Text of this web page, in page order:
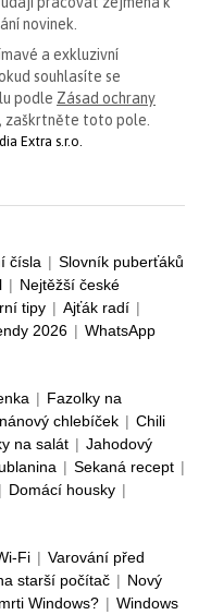
novinek.
a exkluzivní
souhlasíte se
podle Zásad ochrany
, zaškrtněte toto pole.
Extra s.r.o.
čísla | Slovník puberťáků
| Nejtěžší české
tipy | Ajťák radí |
2026 | WhatsApp
| Fazolky na
chlebíček | Chili
na salát | Jahodový
| Sekaná recept |
| Domácí housky |
Fi | Varování před
starší počítač | Nový
Windows? | Windows